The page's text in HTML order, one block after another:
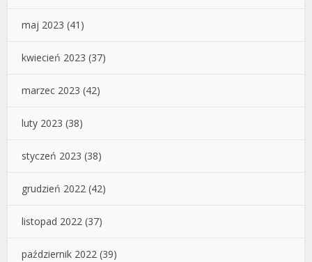
maj 2023 (41)
kwiecień 2023 (37)
marzec 2023 (42)
luty 2023 (38)
styczeń 2023 (38)
grudzień 2022 (42)
listopad 2022 (37)
październik 2022 (39)